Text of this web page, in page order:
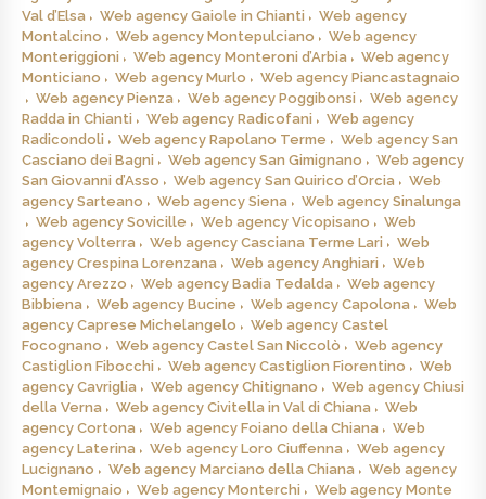
Val d’Elsa
Web agency Gaiole in Chianti
Web agency
Montalcino
Web agency Montepulciano
Web agency
Monteriggioni
Web agency Monteroni d’Arbia
Web agency
Monticiano
Web agency Murlo
Web agency Piancastagnaio
Web agency Pienza
Web agency Poggibonsi
Web agency
Radda in Chianti
Web agency Radicofani
Web agency
Radicondoli
Web agency Rapolano Terme
Web agency San
Casciano dei Bagni
Web agency San Gimignano
Web agency
San Giovanni d’Asso
Web agency San Quirico d’Orcia
Web
agency Sarteano
Web agency Siena
Web agency Sinalunga
Web agency Sovicille
Web agency Vicopisano
Web
agency Volterra
Web agency Casciana Terme Lari
Web
agency Crespina Lorenzana
Web agency Anghiari
Web
agency Arezzo
Web agency Badia Tedalda
Web agency
Bibbiena
Web agency Bucine Web agency Capolona
Web
agency Caprese Michelangelo
Web agency Castel
Focognano
Web agency Castel San Niccolò
Web agency
Castiglion Fibocchi
Web agency Castiglion Fiorentino
Web
agency Cavriglia
Web agency Chitignano
Web agency Chiusi
della Verna
Web agency Civitella in Val di Chiana
Web
agency Cortona
Web agency Foiano della Chiana
Web
agency Laterina
Web agency Loro Ciuffenna
Web agency
Lucignano
Web agency Marciano della Chiana
Web agency
Montemignaio
Web agency Monterchi
Web agency Monte